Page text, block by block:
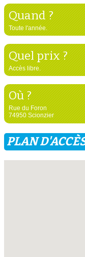
Quand ?
Toute l'année.
Quel prix ?
Accès libre.
Où ?
Rue du Foron
74950 Scionzier
PLAN